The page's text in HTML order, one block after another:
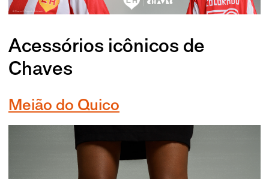
Acessórios icônicos de
Chaves
Meião do Quico